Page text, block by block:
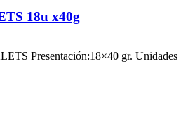
18u x40g
Presentación:18×40 gr. Unidades